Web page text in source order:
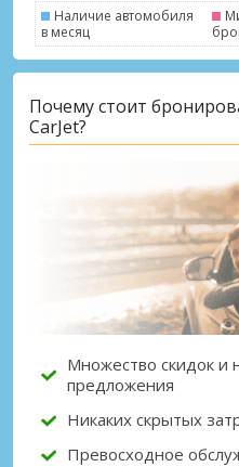
Лучшие
Получите доступ
предложениям
Наличие автомобиля
в месяц
Почему стоит
CarJet?
Множество скидок и
предложения
Никаких скрытых
Превосходное